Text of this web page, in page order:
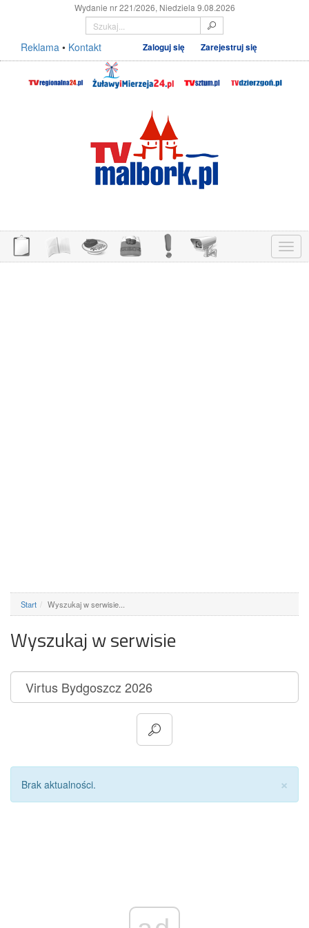
Wydanie nr 221/2026, Niedziela 9.08.2026
Reklama • Kontakt Zaloguj się Zarejestruj się
Menu
Start Wyszukaj w serwisie...
Wyszukaj w serwisie
×
Brak aktualności.